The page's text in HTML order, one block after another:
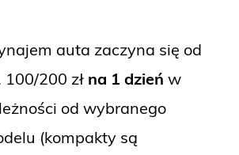
auta zaczyna się od
100/200 zł na 1 dzień w
od wybranego
(kompakty są